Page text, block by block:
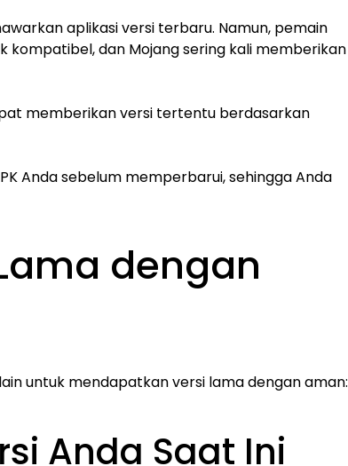
aplikasi versi terbaru. Namun, pemain
dan Mojang sering kali memberikan
memberikan versi tertentu berdasarkan
Anda sebelum memperbarui, sehingga Anda
dengan
untuk mendapatkan versi lama dengan aman:
Anda Saat Ini